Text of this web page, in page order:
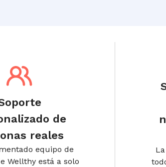
de
reales
equipo de
Wellthy está a solo